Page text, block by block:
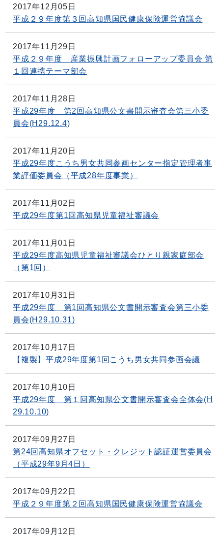
2017年12月05日
平成２９年度第３回高知県国民健康保険運営協議会
2017年11月29日
平成２９年度 産業振興計画フォローアップ委員会 第
１回連携テーマ部会
2017年11月28日
平成29年度 第2回高知県公文書開示審査会第三小委
員会(H29.12.4)
2017年11月20日
平成29年度こうち男女共同参画センター指定管理者事
業評価委員会（平成28年度事業）
2017年11月02日
平成29年度第1回高知県児童福祉審議会
2017年11月01日
平成29年度高知県児童福祉審議会ひとり親家庭部会
（第1回）
2017年10月31日
平成29年度 第1回高知県公文書開示審査会第三小委
員会(H29.10.31)
2017年10月17日
【複製】平成29年度第1回こうち男女共同参画会議
2017年10月10日
平成29年度 第１回高知県公文書開示審査会全体会(H
29.10.10)
2017年09月27日
第24回高知県オフセット・クレジット認証運営委員会
（平成29年9月4日）
2017年09月22日
平成２９年度第２回高知県国民健康保険運営協議会
2017年09月12日